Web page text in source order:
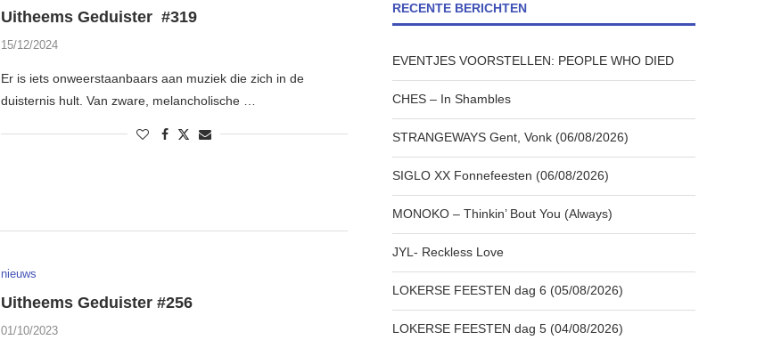
Uitheems Geduister #319
15/12/2024
Er is iets onweerstaanbaars aan muziek die zich in de
duisternis hult. Van zware, melancholische …
nieuws
Uitheems Geduister #256
01/10/2023
RECENTE BERICHTEN
EVENTJES VOORSTELLEN: PEOPLE WHO DIED
CHES – In Shambles
STRANGEWAYS Gent, Vonk (06/08/2026)
SIGLO XX Fonnefeesten (06/08/2026)
MONOKO – Thinkin’ Bout You (Always)
JYL- Reckless Love
LOKERSE FEESTEN dag 6 (05/08/2026)
LOKERSE FEESTEN dag 5 (04/08/2026)